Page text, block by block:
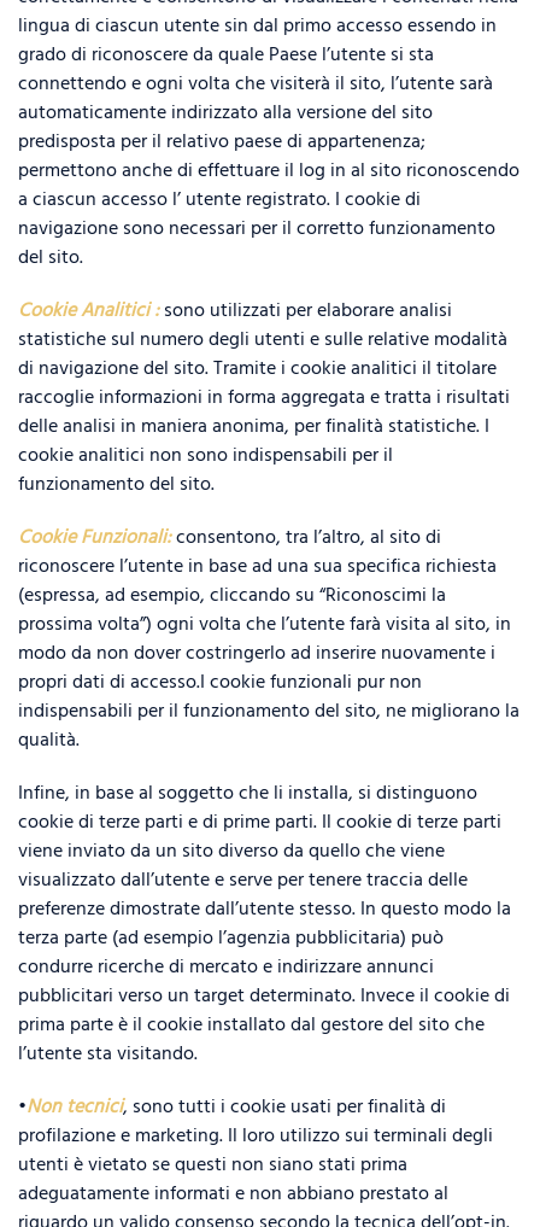
lingua di ciascun utente sin dal primo accesso essendo in
grado di riconoscere da quale Paese l’utente si sta
connettendo e ogni volta che visiterà il sito, l’utente sarà
automaticamente indirizzato alla versione del sito
predisposta per il relativo paese di appartenenza;
permettono anche di effettuare il log in al sito riconoscendo
a ciascun accesso l’ utente registrato. I cookie di
navigazione sono necessari per il corretto funzionamento
del sito.
Cookie Analitici :sono utilizzati per elaborare analisi
statistiche sul numero degli utenti e sulle relative modalità
di navigazione del sito. Tramite i cookie analitici il titolare
raccoglie informazioni in forma aggregata e tratta i risultati
delle analisi in maniera anonima, per finalità statistiche. I
cookie analitici non sono indispensabili per il
funzionamento del sito.
Cookie Funzionali:consentono, tra l’altro, al sito di
riconoscere l’utente in base ad una sua specifica richiesta
(espressa, ad esempio, cliccando su “Riconoscimi la
prossima volta”) ogni volta che l’utente farà visita al sito, in
modo da non dover costringerlo ad inserire nuovamente i
propri dati di accesso.I cookie funzionali pur non
indispensabili per il funzionamento del sito, ne migliorano la
qualità.
Infine, in base al soggetto che li installa, si distinguono
cookie di terze parti e di prime parti. Il cookie di terze parti
viene inviato da un sito diverso da quello che viene
visualizzato dall’utente e serve per tenere traccia delle
preferenze dimostrate dall’utente stesso. In questo modo la
terza parte (ad esempio l’agenzia pubblicitaria) può
condurre ricerche di mercato e indirizzare annunci
pubblicitari verso un target determinato. Invece il cookie di
prima parte è il cookie installato dal gestore del sito che
l’utente sta visitando.
•Non tecnici, sono tutti i cookie usati per finalità di
profilazione e marketing. Il loro utilizzo sui terminali degli
utenti è vietato se questi non siano stati prima
adeguatamente informati e non abbiano prestato al